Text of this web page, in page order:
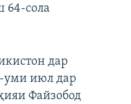
64-сола
дар
уми июл дар
Файзобод